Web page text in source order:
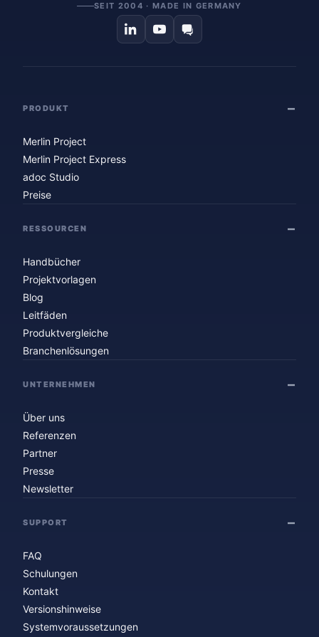
SEIT 2004 · MADE IN GERMANY
PRODUKT
Merlin Project
Merlin Project Express
adoc Studio
Preise
RESSOURCEN
Handbücher
Projektvorlagen
Blog
Leitfäden
Produktvergleiche
Branchenlösungen
UNTERNEHMEN
Über uns
Referenzen
Partner
Presse
Newsletter
SUPPORT
FAQ
Schulungen
Kontakt
Versionshinweise
Systemvoraussetzungen